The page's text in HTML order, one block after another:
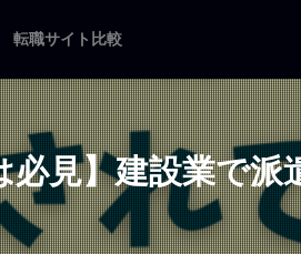
転職サイト比較
必見】建設業で派
運転免許 未経験転職 仕事内容